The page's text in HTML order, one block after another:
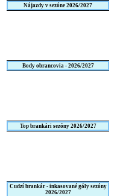
Nájazdy v sezóne 2026/2027
Body obrancovia - 2026/2027
Top brankári sezóny 2026/2027
Cudzí brankár - inkasované góly sezóny
2026/2027